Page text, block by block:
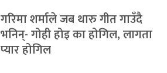
गरिमा शर्माले जब थारु गीत गाउँदै
भनिन्- गोही होइ का होगिल, लागता
प्यार होगिल